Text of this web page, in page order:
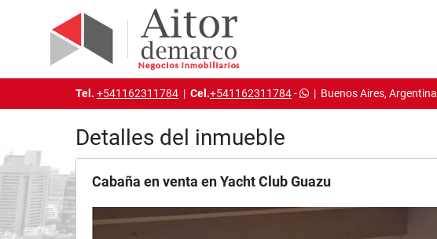
Tel. +541162311784 | Cel.+541162311784- | Buenos Aires, Argentina
Detalles del inmueble
Cabaña en venta en Yacht Club Guazu